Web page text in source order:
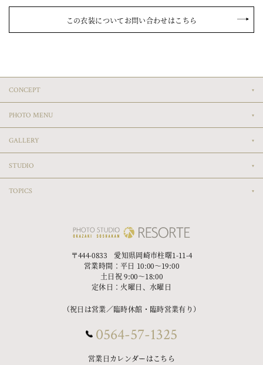
この衣装についてお問い合わせはこちら
CONCEPT
PHOTO MENU
GALLERY
STUDIO
TOPICS
〒444-0833 愛知県岡崎市柱曙1-11-4
営業時間：平日 10:00〜19:00
土日祝 9:00〜18:00
定休日：火曜日、水曜日
（祝日は営業／臨時休館・臨時営業有り）
0564-57-1325
営業日カレンダーはこちら